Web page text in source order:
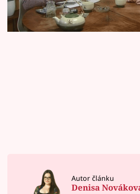
Sledujte prima+
Autor článku
Denisa